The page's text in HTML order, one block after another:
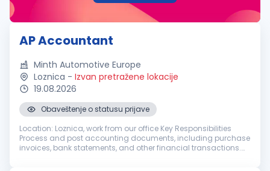
AP Accountant
Minth Automotive Europe
Loznica - Izvan pretražene lokacije
19.08.2026
Obaveštenje o statusu prijave
Location: Loznica, work from our office Key Responsibilities
Process and post accounting documents, including purchase
invoices, bank statements, and other financial transactions.